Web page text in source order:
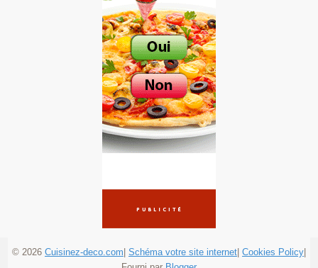
© 2026 Cuisinez-deco.com Schéma votre site internet Cookies Policy